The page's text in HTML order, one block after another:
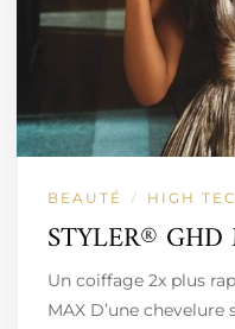
BEAUTÉ / HIGH
STYLER®
Un coiffage 2x plus
MAX D’une